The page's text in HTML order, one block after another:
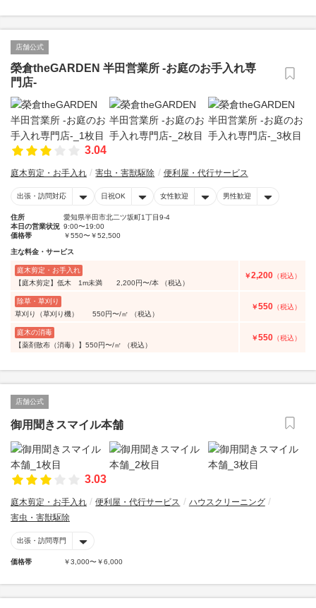
店舗公式
榮倉theGARDEN 半田営業所 -お庭のお手入れ専
門店-
3.04
庭木剪定・お手入れ 害虫・害獣駆除 便利屋・代行サービス
出張・訪問対応 日祝OK 女性歓迎 男性歓迎
住所
愛知県半田市北二ツ坂町1丁目9-4
本日の営業状況 9:00〜19:00
価格帯
￥550〜￥52,500
主な料金・サービス
庭木剪定・お手入れ
【庭木剪定】低木 1m未満 2,200円〜/本 （税込）
￥2,200 （税込）
除草・草刈り
草刈り（草刈り機） 550円〜/㎡ （税込）
￥550 （税込）
庭木の消毒
【薬剤散布（消毒）】550円〜/㎡ （税込）
￥550 （税込）
店舗公式
御用聞きスマイル本舗
3.03
庭木剪定・お手入れ 便利屋・代行サービス
ハウスクリーニング
害虫・害獣駆除
出張・訪問専門
価格帯 ￥3,000〜￥6,000